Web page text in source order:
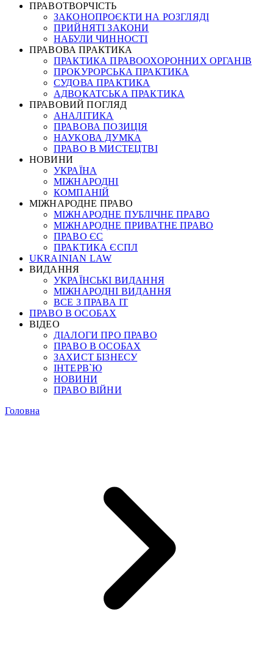
ПРАВОТВОРЧІСТЬ
ЗАКОНОПРОЄКТИ НА РОЗГЛЯДІ
ПРИЙНЯТІ ЗАКОНИ
НАБУЛИ ЧИННОСТІ
ПРАВОВА ПРАКТИКА
ПРАКТИКА ПРАВООХОРОННИХ ОРГАНІВ
ПРОКУРОРСЬКА ПРАКТИКА
СУДОВА ПРАКТИКА
АДВОКАТСЬКА ПРАКТИКА
ПРАВОВИЙ ПОГЛЯД
АНАЛІТИКА
ПРАВОВА ПОЗИЦІЯ
НАУКОВА ДУМКА
ПРАВО В МИСТЕЦТВІ
НОВИНИ
УКРАЇНА
МІЖНАРОДНІ
КОМПАНІЙ
МІЖНАРОДНЕ ПРАВО
МІЖНАРОДНЕ ПУБЛІЧНЕ ПРАВО
МІЖНАРОДНЕ ПРИВАТНЕ ПРАВО
ПРАВО ЄС
ПРАКТИКА ЄСПЛ
UKRAINIAN LAW
ВИДАННЯ
УКРАЇНСЬКІ ВИДАННЯ
МІЖНАРОДНІ ВИДАННЯ
ВСЕ З ПРАВА ІТ
ПРАВО В ОСОБАХ
ВІДЕО
ДІАЛОГИ ПРО ПРАВО
ПРАВО В ОСОБАХ
ЗАХИСТ БІЗНЕСУ
ІНТЕРВ`Ю
НОВИНИ
ПРАВО ВІЙНИ
Головна